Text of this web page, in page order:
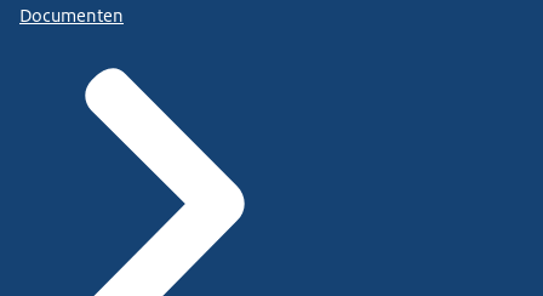
Documenten